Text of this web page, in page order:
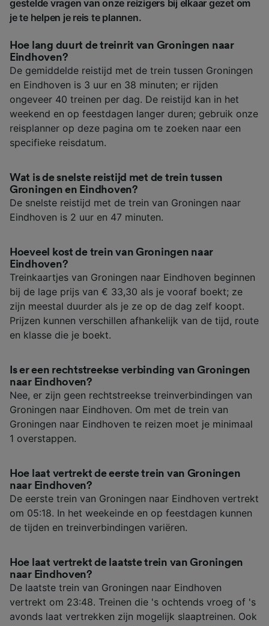
gestelde vragen van onze reizigers bij elkaar gezet om
je te helpen je reis te plannen.
Hoe lang duurt de treinrit van Groningen naar
Eindhoven?
De gemiddelde reistijd met de trein tussen Groningen
en Eindhoven is 3 uur en 38 minuten; er rijden
ongeveer 40 treinen per dag. De reistijd kan in het
weekend en op feestdagen langer duren; gebruik onze
reisplanner op deze pagina om te zoeken naar een
specifieke reisdatum.
Wat is de snelste reistijd met de trein tussen
Groningen en Eindhoven?
De snelste reistijd met de trein van Groningen naar
Eindhoven is 2 uur en 47 minuten.
Hoeveel kost de trein van Groningen naar
Eindhoven?
Treinkaartjes van Groningen naar Eindhoven beginnen
bij de lage prijs van € 33,30 als je vooraf boekt; ze
zijn meestal duurder als je ze op de dag zelf koopt.
Prijzen kunnen verschillen afhankelijk van de tijd, route
en klasse die je boekt.
Is er een rechtstreekse verbinding van Groningen
naar Eindhoven?
Nee, er zijn geen rechtstreekse treinverbindingen van
Groningen naar Eindhoven. Om met de trein van
Groningen naar Eindhoven te reizen moet je minimaal
1 overstappen.
Hoe laat vertrekt de eerste trein van Groningen
naar Eindhoven?
De eerste trein van Groningen naar Eindhoven vertrekt
om 05:18. In het weekeinde en op feestdagen kunnen
de tijden en treinverbindingen variëren.
Hoe laat vertrekt de laatste trein van Groningen
naar Eindhoven?
De laatste trein van Groningen naar Eindhoven
vertrekt om 23:48. Treinen die 's ochtends vroeg of 's
avonds laat vertrekken zijn mogelijk slaaptreinen. Ook